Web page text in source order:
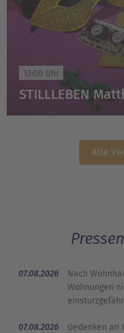
13:00 Uhr
Alle
07.08.2026
Nach
Wohnungen
07.08.2026 Gedenken an